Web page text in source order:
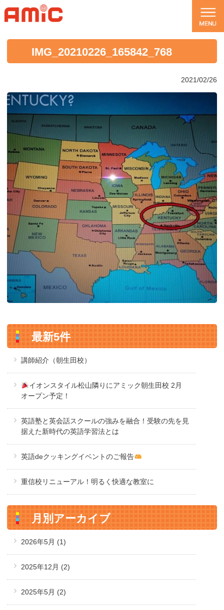
IMG_20210226_165842_768
2021/02/26
最新5件
講師紹介（朝生田校）
イオンスタイル松山隣りにアミック朝生田校 2月
オープン予定！
英語塾と英会話スクールの強みを融合！受験の先を見
据えた新時代の英語学習法とは
英語deクッキングイベントのご報告
重信校リニューアル！明るく快適な教室に
月別アーカイブ
2026年5月 (1)
2025年12月 (2)
2025年5月 (2)